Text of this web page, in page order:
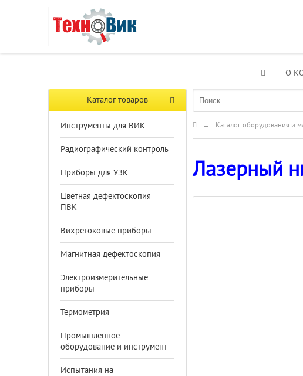
О
Каталог товаров
Инструменты для ВИК
Радиографический контроль
Приборы для УЗК
Цветная дефектоскопия
ПВК
Вихретоковые приборы
Магнитная дефектоскопия
Электроизмерительные
приборы
Термометрия
Промышленное
оборудование и инструмент
Испытания на
→ Каталог оборудования и
Лазерный